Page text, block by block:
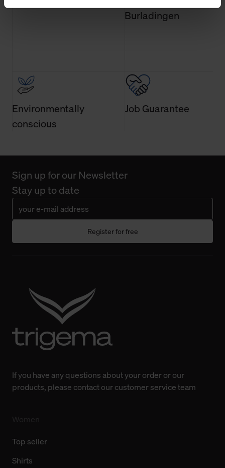
und Web-Technologien für Ihr personalisiertes
Einkaufserlebnis verwenden dürfen. Über die jeweiligen
Fall Sie nur die notwendigen Cookies erlauben möchten,
verwenden wir lediglich die erwähnten technisch
erforderlichen Cookies.
Über den Reiter „Details“ erfahren Sie weiterführende
allgemeine Informationen über Cookies einsehen. Über
jederzeit Ihre Einwilligungserklärung anpassen. Ihre
Einwilligung ist grundsätzlich freiwillig, für die Nutzung
der Webseite nicht erforderlich und kann jederzeit mit
Wirkung für die Zukunft widerrufen. Der Widerruf der
Einwilligung hat jedoch keine Auswirkung auf die
bisherigen Einstellungen und die damit verbundene
Weitere Informationen über Cookies und Web-
Technologien sowie die Nutzung Ihrer persönlichen Daten
finden Sie in unserer Datenschutzerklärung.
Burladingen
Environmentally
conscious
Job Guarantee
Sign up for our Newsletter
Stay up to date
Register for free
If you have any questions about your order or our
products, please contact our customer service team
Top seller
Shirts